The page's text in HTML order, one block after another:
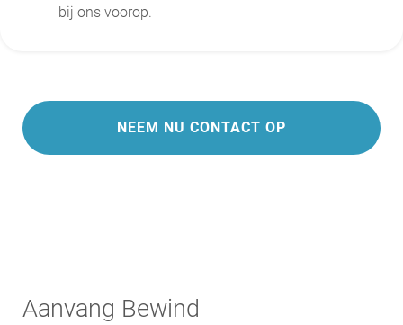
bij ons voorop.
NEEM NU CONTACT OP
Aanvang Bewind